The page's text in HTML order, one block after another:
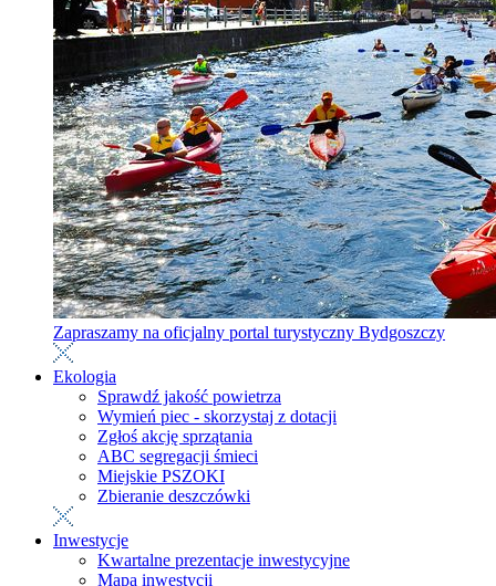
Zapraszamy na oficjalny portal turystyczny Bydgoszczy
Ekologia
Sprawdź jakość powietrza
Wymień piec - skorzystaj z dotacji
Zgłoś akcję sprzątania
ABC segregacji śmieci
Miejskie PSZOKI
Zbieranie deszczówki
Inwestycje
Kwartalne prezentacje inwestycyjne
Mapa inwestycji